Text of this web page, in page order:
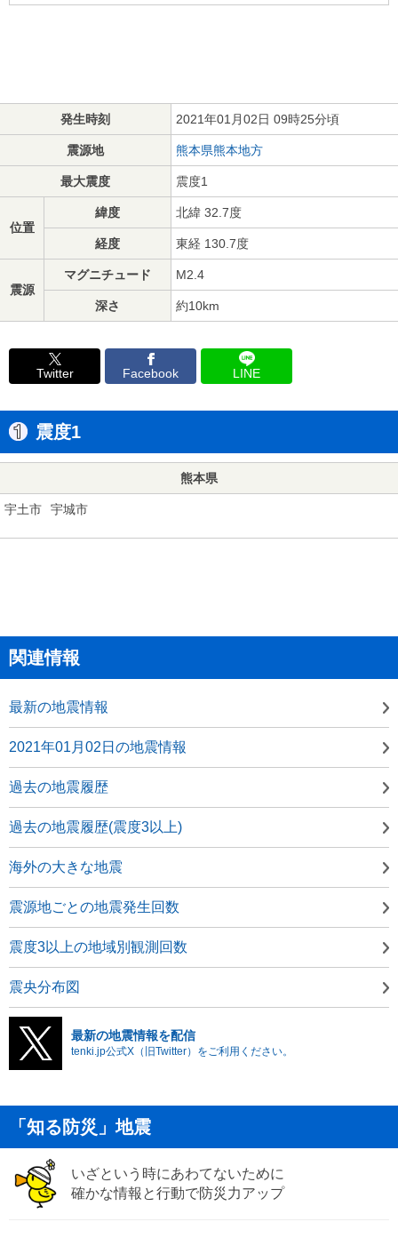
発生時刻 2021年01月02日 09時25分頃
震源地 熊本県熊本地方
最大震度 震度1
位置
緯度 北緯 32.7度
経度 東経 130.7度
震源
マグニチュード M2.4
深さ 約10km
Twitter Facebook LINE
震度1
熊本県
宇土市 宇城市
関連情報
最新の地震情報
2021年01月02日の地震情報
過去の地震履歴
過去の地震履歴(震度3以上)
海外の大きな地震
震源地ごとの地震発生回数
震度3以上の地域別観測回数
震央分布図
最新の地震情報を配信
tenki.jp公式X（旧Twitter）をご利用ください。
「知る防災」地震
いざという時にあわてないために
確かな情報と行動で防災力アップ